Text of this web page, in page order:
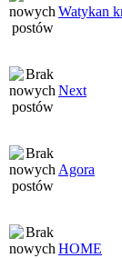
Watykan
Next
Agora
HOME